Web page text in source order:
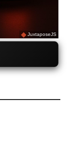
JuxtaposeJS